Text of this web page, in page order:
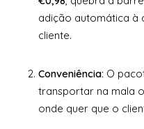
adição automática à
cliente.
Conveniência: O
transportar na mala
onde quer que o